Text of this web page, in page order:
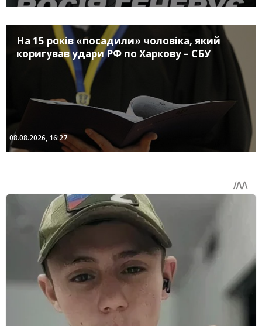
На 15 років «посадили» чоловіка, який
коригував удари РФ по Харкову – СБУ
08.08.2026, 16:27